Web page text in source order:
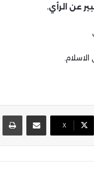
عن الرأي.
X
مشاركة عبر البريد